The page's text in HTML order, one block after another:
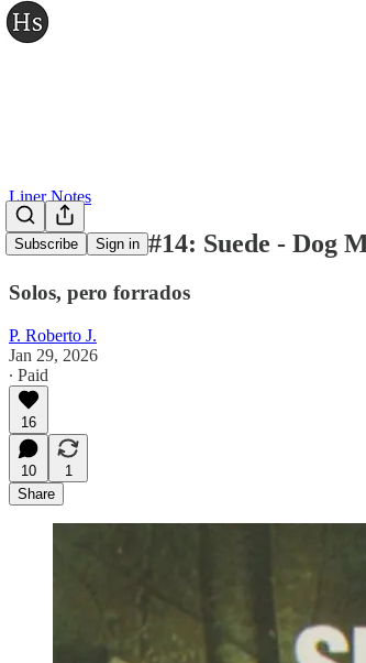
Subscribe Sign in
Liner Notes
Liner Notes #14: Suede - Dog
Solos, pero forrados
P. Roberto J.
Jan 29, 2026
∙ Paid
16
10
1
Share